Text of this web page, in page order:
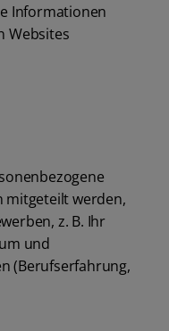
Informationen
Websites
mitgeteilt werden,
z. B. Ihr
und
(Berufserfahrung,